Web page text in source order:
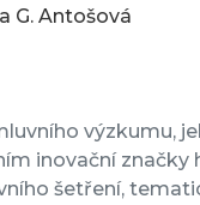
G. Antošová
výzkumu,
inovační
šetření,